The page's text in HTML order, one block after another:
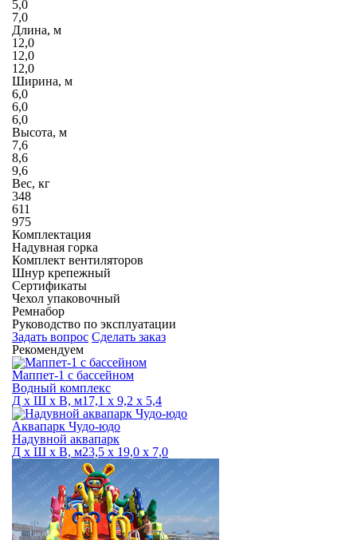
5,0
7,0
Длина, м
12,0
12,0
12,0
Ширина, м
6,0
6,0
6,0
Высота, м
7,6
8,6
9,6
Вес, кг
348
611
975
Комплектация
Надувная горка
Комплект вентиляторов
Шнур крепежный
Сертификаты
Чехол упаковочный
Ремнабор
Руководство по эксплуатации
Задать вопрос Сделать заказ
Рекомендуем
Маппет-1 с бассейном
Водный комплекс
Д х Ш х В, м17,1 х 9,2 х 5,4
Аквапарк Чудо-юдо
Надувной аквапарк
Д х Ш х В, м23,5 х 19,0 х 7,0